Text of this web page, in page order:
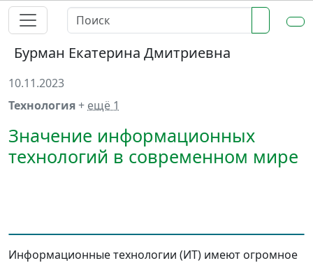
Бурман Екатерина Дмитриевна
10.11.2023
Технология+ ещё 1
Значение информационных
технологий в современном мире
Информационные технологии (ИТ) имеют огромное